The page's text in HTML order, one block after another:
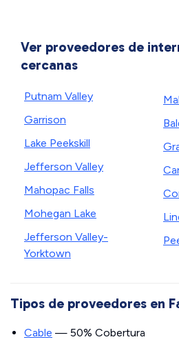
Ver proveedores de
cercanas
Putnam Valley
Garrison
Lake Peekskill
Jefferson Valley
Mahopac Falls
Mohegan Lake
Jefferson Valley-
Yorktown
Tipos de proveedores en
Cable — 50% Cobertura